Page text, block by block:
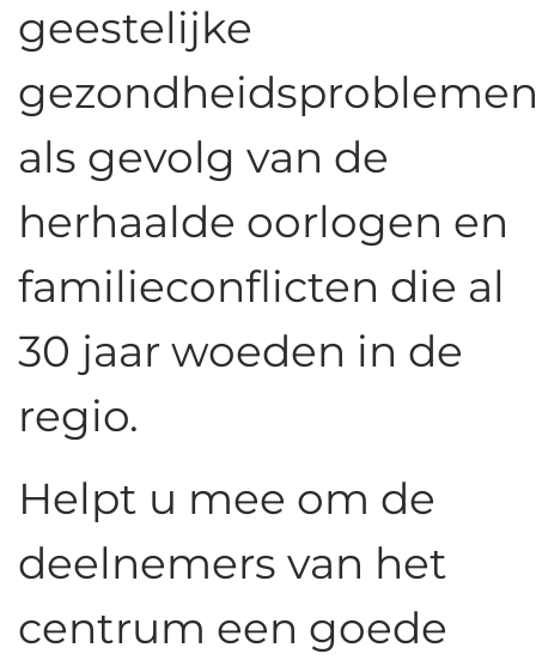
geestelijke
als gevolg van de
herhaalde oorlogen en
familieconflicten die al
30 jaar woeden in de
regio.
Helpt u mee om de
deelnemers van het
centrum een goede